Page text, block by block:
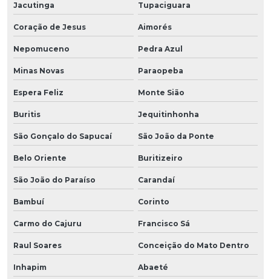
Jacutinga Tupaciguara
Coração de Jesus Aimorés
Nepomuceno Pedra Azul
Minas Novas Paraopeba
Espera Feliz Monte Sião
Buritis Jequitinhonha
São Gonçalo do Sapucaí São João da Ponte
Belo Oriente Buritizeiro
São João do Paraíso Carandaí
Bambuí Corinto
Carmo do Cajuru Francisco Sá
Raul Soares Conceição do Mato Dentro
Inhapim Abaeté